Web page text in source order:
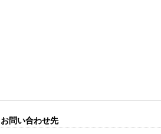
お問い合わせ先